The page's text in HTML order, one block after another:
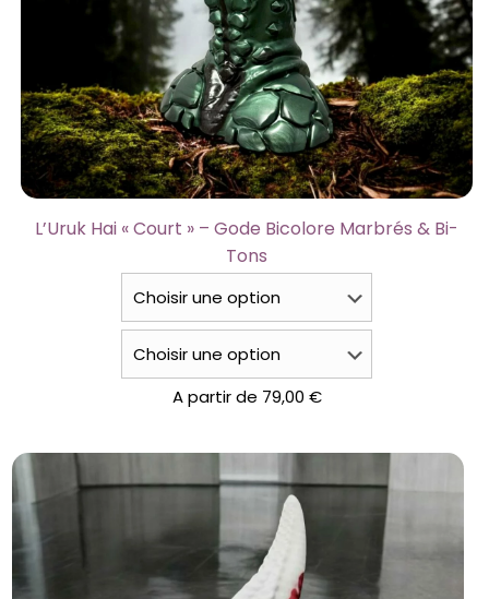
L’Uruk Hai « Court » – Gode Bicolore Marbrés & Bi-
Tons
A partir de 79,00 €